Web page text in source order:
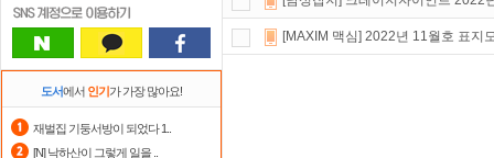
도서에서 인기가 가장 많아요!
재벌집 기둥서방이 되었다 1..
[N] 낙하산이 그렇게 일을 ..
포인트 할인쿠폰 사용방법안내
스마트TV로 투디스크 영화,드라마,
[MAXIM 맥심] 2022년 11월호 표지